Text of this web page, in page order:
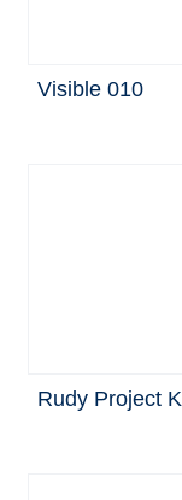
Visible 010
Rudy Project